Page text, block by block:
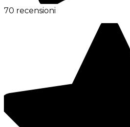
70 recensioni